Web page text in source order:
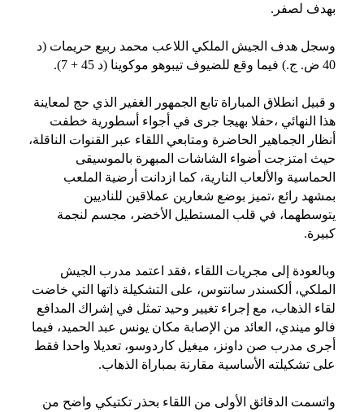
بهدف لصفر.
وسجل هدف الجيش الملكي اللاعب محمد ربيع حريمات (د
40 ض. ج.) فيما وقع للضيوف تيبوهو موكوينا (د 45 + 7).
و قبيل انطلاق المباراة تابع الجمهور الغفير الذي حج لمعاينة
هذا النهائي ،حفلا بهيجا جرى في أجواء أسطورية خطفت
أنظار الجماهير الحاضرة ومتابعي اللقاء عبر القنوات الناقلة،
حيث امتزجت أضواء الشاشات المبهرة بالموسيقى
الحماسية والألعاب النارية، كما ازدانت أرضية الملعب
بمشهد رائع ،تميز بوضع شعارين عملاقين للناديين
يتوسطهما، في قلب المستطيل الأخضر، مجسم لنجمة
كبيرة.
وبالعودة إلى مجريات اللقاء ،فقد اعتمد مدرب الجيش
الملكي، ألكسندر سانتوس، على التشكيلة ذاتها التي خاضت
لقاء الذهاب، مع إجراء تغيير وحيد تمثل في إشراك المدافع
فالو ميندي، العائد من الإصابة مكان يونس عبد الحميد، فيما
أجرى مدرب صن داونز، ميغيل كاردوسو، تعديلا واحدا فقط
على تشكيلته الأساسية مقارنة بمباراة الذهاب.
واتسمت الدقائق الأولى من اللقاء بحذر تكتيكي واضح من